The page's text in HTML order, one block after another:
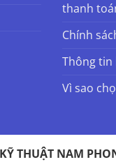
thanh
Chính
Thông tin
Vì sao
THUẬT NAM